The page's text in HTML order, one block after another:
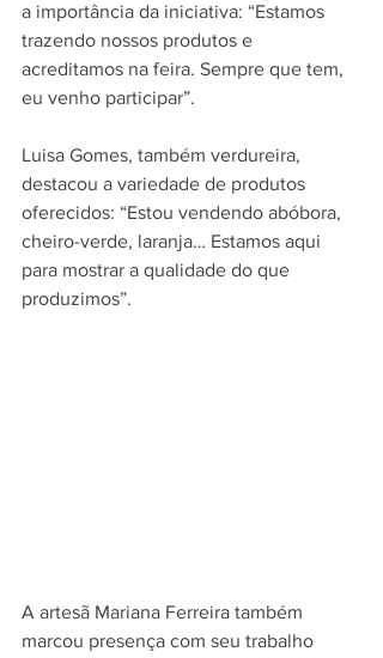
a importância da iniciativa: “Estamos
trazendo nossos produtos e
acreditamos na feira. Sempre que tem,
eu venho participar”.
Luisa Gomes, também verdureira,
destacou a variedade de produtos
oferecidos: “Estou vendendo abóbora,
cheiro-verde, laranja… Estamos aqui
para mostrar a qualidade do que
produzimos”.
A artesã Mariana Ferreira também
marcou presença com seu trabalho